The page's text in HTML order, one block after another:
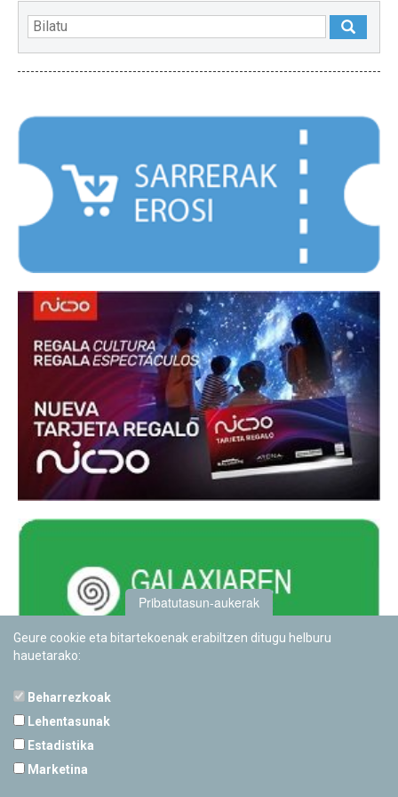
Pribatutasun-aukerak
Geure cookie eta bitartekoenak erabiltzen ditugu helburu
hauetarako:
Beharrezkoak
Lehentasunak
Estadistika
Marketina